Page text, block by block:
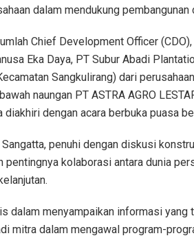
dalam mendukung pembangunan
Chief Development Officer
Eka Daya, PT Subur Abadi
Sangkulirang) dari
naungan PT ASTRA AGRO
dengan acara berbuka puasa
penuhi dengan diskusi
pentingnya kolaborasi antara dunia
dalam menyampaikan informasi yang
mitra dalam mengawal program-